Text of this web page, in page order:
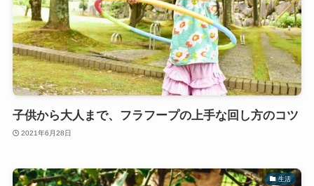
子供から大人まで、フラフープの上手な回し方のコツ
2021年6月28日
生活